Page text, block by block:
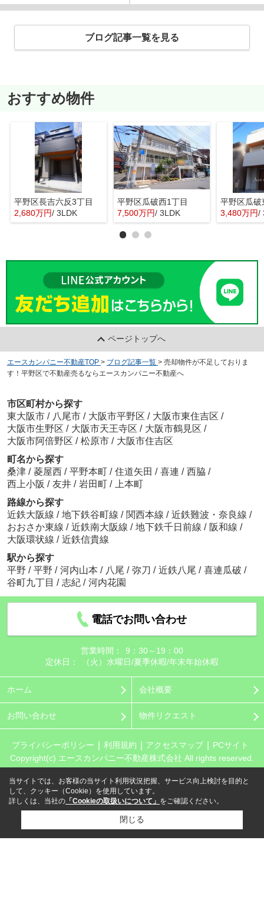
ブログ記事一覧を見る
おすすめ物件
平野区長吉六反3丁目
2,680万円/ 3LDK
平野区瓜破西1丁目
7,500万円/ 3LDK
平野区瓜破
3,480万円/
ページトップへ
エースカンパニー不動産TOP > ブログ記事一覧 > 売却物件が不足しておりま
す！平野区で不動産売るならエースカンパニー不動産へ
市区町村から探す
東大阪市 / 八尾市 / 大阪市平野区 / 大阪市東住吉区 /
大阪市生野区 / 大阪市天王寺区 / 大阪市鶴見区 /
大阪市阿倍野区 / 松原市 / 大阪市住吉区
町名から探す
桑津 / 菱屋西 / 平野本町 / 住道矢田 / 喜連 / 西脇 /
西上小阪 / 友井 / 岩田町 /
上本町
路線から探す
近鉄大阪線 / 地下鉄谷町線 / 関西本線 / 近鉄難波・奈良線 /
おおさか東線 / 近鉄南大阪線 / 地下鉄千日前線 / 阪和線 /
大阪環状線 / 近鉄信貴線
駅から探す
平野 / 平野 / 河内山本 / 八尾 / 弥刀 / 近鉄八尾 / 喜連瓜破 /
谷町九丁目 / 志紀 / 河内花園
電話でお問い合わせ
営業時間：
9：30～19：00
定休日：
（火）水曜日/夏季休暇/年末年始休暇
ホーム 会社概要
お問い合わせ 物件リクエスト
プライバシーポリシー 利用規約 アクセスマップ
PCサイト
Copyright(c) エースカンパニー不動産株式会社 All rights reserved.
当サイトでは、お客様の当サイト利用状況把握、サービス向上検討を目的と
して、クッキー（Cookie）を使用しています。
詳しくは、当社の 「Cookieの取扱いについて」 をご確認ください。
閉じる